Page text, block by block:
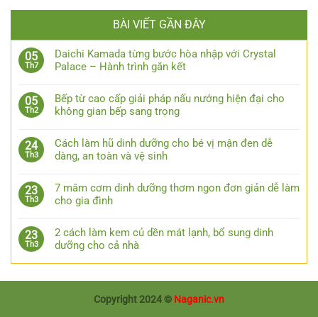
BÀI VIẾT GẦN ĐÂY
05
Th7
Daichi Kamada từng bước hòa nhập với Crystal
Palace – Hành trình gắn kết
05
Th2
Bếp từ cao cấp giải pháp nấu nướng hiện đại cho
không gian bếp sang trọng
24
Th3
Cách làm hũ dinh dưỡng cho bé vị mận đen dễ
dàng, an toàn và vệ sinh
23
Th3
7 mâm cơm dinh dưỡng thơm ngon đơn giản dễ làm
cho gia đình
23
Th3
2 cách làm kem củ dền mát lạnh, bổ sung dinh
dưỡng cho cả nhà
Copyright 2024 © Naganic.vn